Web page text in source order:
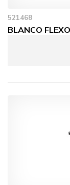
521468
BLANCO